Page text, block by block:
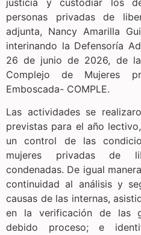
justicia y custodiar los
personas privadas de
adjunta, Nancy Amarilla
interinando la Defensoría
26 de junio de 2026, de
Complejo de Mujeres
Emboscada- COMPLE.
Las actividades se
previstas para el año
un control de las
mujeres privadas de
condenadas. De igual
continuidad al análisis y
causas de las internas,
en la verificación de las
debido proceso; e